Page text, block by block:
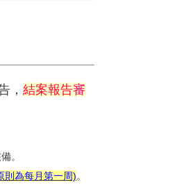
， 結案報告審
。
則為每月第一周)。